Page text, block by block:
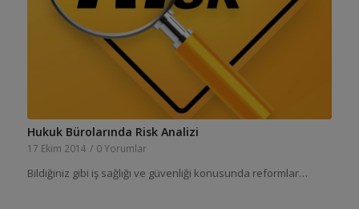
Hukuk Bürolarında Risk Analizi
17 Ekim 2014 / 0 Yorumlar
Bildiğiniz gibi iş sağlığı ve güvenliği konusunda reformlar…